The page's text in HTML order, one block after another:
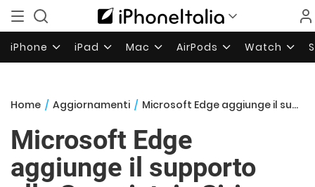
iPhone iPad Mac AirPods Watch
Home / Aggiornamenti / Microsoft Edge aggiunge il supporto alle Scorciatoie Siri
Microsoft Edge
aggiunge il supporto